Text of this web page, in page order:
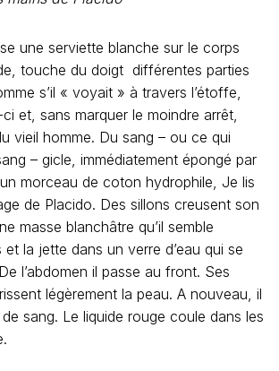
et la jette dans un verre d’eau qui se
légèrement la peau. A nouveau, il
sang. Le liquide rouge coule dans les
s’enfoncent réellement dans le
pas. Pourtant le sang gicle,
Huit fois consécutives,
: aux jambes, à la colonne vertébrale,
s’arrêter. Sans parler. Le verre, à
de tissus sanguinolents, de caillots de
aucune trace n’apparaît sur le
peau est lisse, intacte, l’opéré n’a